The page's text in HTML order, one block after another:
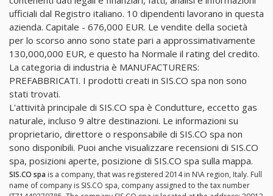
ufficiali dal Registro italiano. 10 dipendenti lavorano in questa
azienda. Capitale - 676,000 EUR. Le vendite della società
per lo scorso anno sono state pari a approssimativamente
130,000,000 EUR, e questo ha Normale il rating del credito.
La categoria di industria è MANUFACTURERS:
PREFABBRICATI. I prodotti creati in SIS.CO spa non sono
stati trovati.
L'attività principale di SIS.CO spa è Condutture, eccetto gas
naturale, incluso 9 altre destinazioni. Le informazioni su
proprietario, direttore o responsabile di SIS.CO spa non
sono disponibili. Puoi anche visualizzare recensioni di SIS.CO
spa, posizioni aperte, posizione di SIS.CO spa sulla mappa.
SIS.CO spa is a company, that was registered 2014 in N\A region, Italy. Full
name of company is SIS.CO spa, company assigned to the tax number